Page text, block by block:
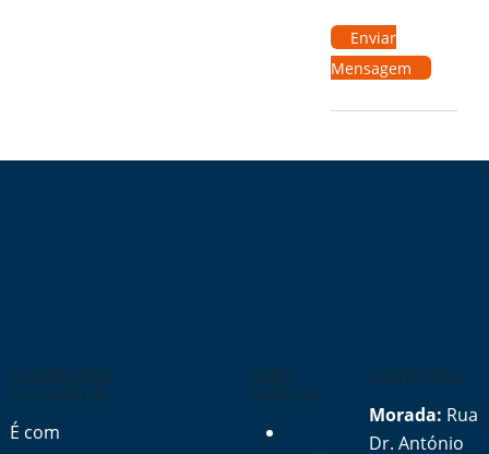
Enviar
Mensagem
A MENSAGEM
DO DIRETOR
É com
LINKS
RÁPIDOS
CONTACTOS
Morada: Rua
Dr. António